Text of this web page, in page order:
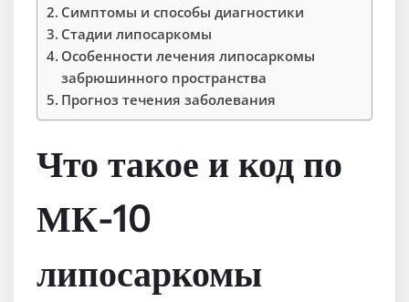
Симптомы и способы диагностики
Стадии липосаркомы
Особенности лечения липосаркомы
забрюшинного пространства
Прогноз течения заболевания
Что такое и код по
МК-10
липосаркомы